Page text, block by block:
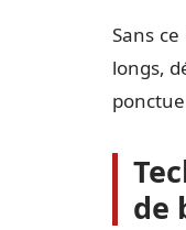
Sans
longs,
de